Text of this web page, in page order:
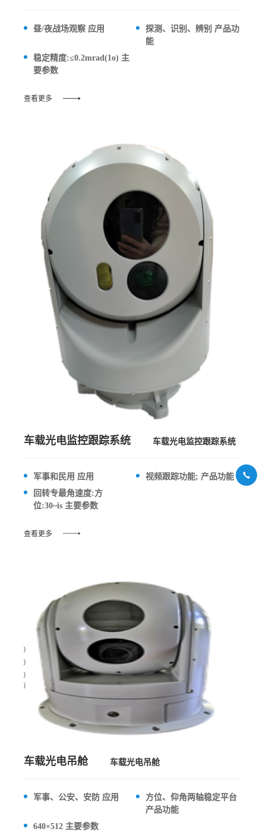
昼/夜战场观察 应用
探测、识别、辨别 产品功
能
稳定精度:≤0.2mrad(1o) 主
要参数
查看更多
车载光电监控跟踪系统 车载光电监控跟踪系统
军事和民用 应用
视频跟踪功能; 产品功能
回转专最角速度:方
位:30~is 主要参数
查看更多
车载光电吊舱 车载光电吊舱
军事、公安、安防 应用
方位、仰角两轴稳定平台
产品功能
640×512 主要参数